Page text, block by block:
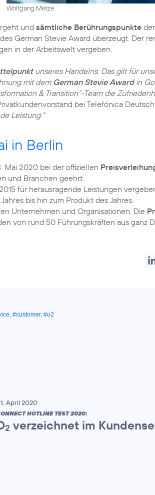
Wolfgang Metze
und sämtliche Berührungspunkte
German Stevie Award überzeugt. Der
in der Arbeitswelt vergeben.
unseres Handelns. Das gilt für
mit dem German Stevie Awardin
& Transition“-Team die
bei Telefónica
Leistung."
in Berlin
Mai 2020 bei der offiziellen
und Branchen geehrt.
für herausragende Leistungen
bis hin zum Produkt des Jahres.
Unternehmen und Organisationen. Die
von rund 50 Führungskräften aus ganz
, #customer, #o2
April 2020
HOTLINE TEST 2020:
2 verzeichnet im